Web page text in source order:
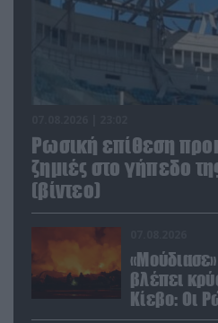
Ρωσική επίθεση
ζημιές στο γήπεδο
(βίντεο)
βλέπει
Κίεβο: Οι